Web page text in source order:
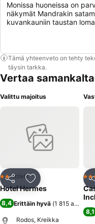
Monissa huoneissa on
näkymät Mandrakin
kuvankauniin taustan
Tämä yhteenveto on tehty
täysin tarkka.
Vertaa
Valittu majoitus
Jaa Lisää
2 Tähtiluokitus
Hotelli
Hotel Hermes
8,4 Erittäin hyvä (1 815 arviota
Rodos, Kreikka
4
8,1